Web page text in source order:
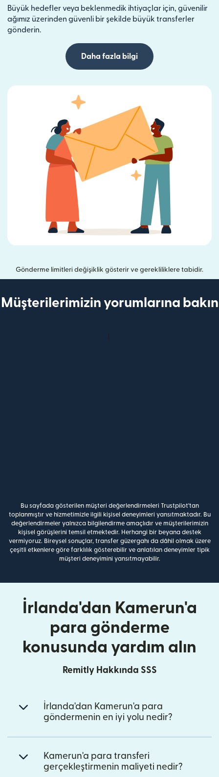
Büyük hedefler veya beklenmedik ihtiyaçlar için, güvenilir
ağımız üzerinden güvenli bir şekilde büyük transferler
gönderin.
Daha fazla bilgi
Gönderme limitleri değişiklik gösterir ve gerekliliklere tabidir.
Müşterilerimizin yorumlarına bakın
Bu sayfada gösterilen müşteri değerlendirmeleri Trustpilot'tan
toplanmıştır ve hizmetimizle ilgili kişisel deneyimleri yansıtmaktadır. Bu
değerlendirmeler yalnızca bilgilendirme amaçlıdır ve müşterilerimizin
kişisel görüşlerini temsil etmektedir. Herhangi bir beyana destek
vermiyoruz. Bireysel sonuçlar, transfer güzergahı da dâhil olmak üzere
çeşitli etkenlere göre farklılık gösterebilir ve anlatılan deneyimler tipik
müşteri deneyimini yansıtmayabilir.
İrlanda'dan Kamerun'a
para gönderme
konusunda yardım alın
Remitly Hakkında SSS
İrlanda'dan Kamerun'a para
göndermenin en iyi yolu nedir?
Kamerun'a para transferi
gerçekleştirmenin maliyeti nedir?